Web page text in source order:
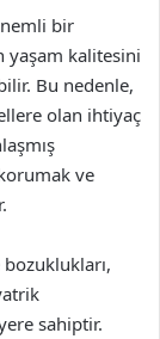
bir
yaşam kalitesini
Bu nedenle,
olan ihtiyaç
ve
sahiptir.